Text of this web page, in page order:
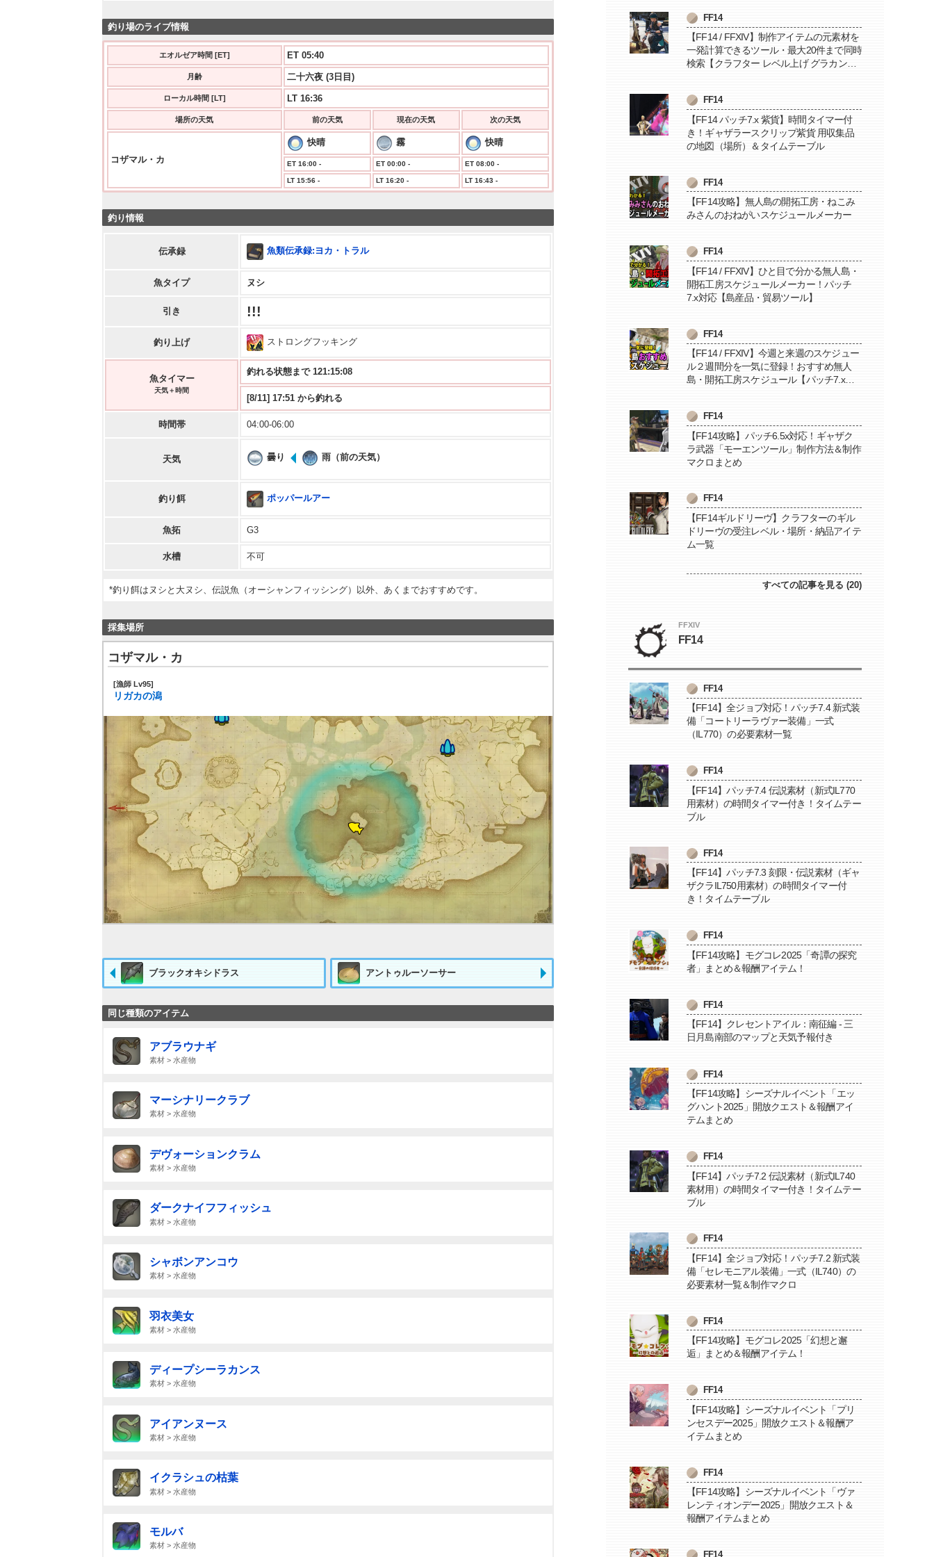
釣り場のライブ情報
エオルゼア時間 [ET] ET 05:40
月齢 二十六夜 (3日目)
ローカル時間 [LT] LT 16:36
場所の天気 前の天気 現在の天気 次の天気
コザマル・カ
快晴 霧 快晴
ET 16:00 - ET 00:00 - ET 08:00 -
LT 15:56 - LT 16:20 - LT 16:43 -
釣り情報
伝承録 魚類伝承録:ヨカ・トラル
魚タイプ ヌシ
引き !!!
釣り上げ ストロングフッキング
魚タイマー
天気＋時間
釣れる状態まで 121:15:07
[8/11] 17:51 から釣れる
時間帯 04:00-06:00
天気 曇り 雨（前の天気）
釣り餌 ポッパールアー
魚拓 G3
水槽 不可
*釣り餌はヌシと大ヌシ、伝説魚（オーシャンフィッシング）以外、あくまでおすすめです。
採集場所
コザマル・カ
[漁師 Lv95]
リガカの潟
ブラックオキシドラス アントゥルーソーサー
同じ種類のアイテム
アブラウナギ
素材 > 水産物
マーシナリークラブ
素材 > 水産物
デヴォーションクラム
素材 > 水産物
ダークナイフフィッシュ
素材 > 水産物
シャボンアンコウ
素材 > 水産物
羽衣美女
素材 > 水産物
ディープシーラカンス
素材 > 水産物
アイアンヌース
素材 > 水産物
イクラシュの枯葉
素材 > 水産物
モルバ
素材 > 水産物
FF14
【FF14 / FFXIV】制作アイテムの元素材を
一発計算できるツール・最大20件まで同時
検索【クラフター レベル上げ グラカン納
FF14
【FF14 パッチ7.x 紫貨】時間タイマー付
き！ギャザラースクリップ紫貨 用収集品
の地図（場所）＆タイムテーブル
FF14
【FF14攻略】無人島の開拓工房・ねこみ
みさんのおねがいスケジュールメーカー
FF14
【FF14 / FFXIV】ひと目で分かる無人島・
開拓工房スケジュールメーカー！パッチ
7.x対応【島産品・貿易ツール】
FF14
【FF14 / FFXIV】今週と来週のスケジュー
ル２週間分を一気に登録！おすすめ無人
島・開拓工房スケジュール【パッチ7.x対
FF14
【FF14攻略】パッチ6.5x対応！ギャザク
ラ武器「モーエンツール」制作方法＆制作
マクロまとめ
FF14
【FF14ギルドリーヴ】クラフターのギル
ドリーヴの受注レベル・場所・納品アイテ
ム一覧
すべての記事を見る (20)
FFXIV
FF14
FF14
【FF14】全ジョブ対応！パッチ7.4 新式装
備「コートリーラヴァー装備」一式
（IL770）の必要素材一覧
FF14
【FF14】パッチ7.4 伝説素材（新式IL770
用素材）の時間タイマー付き！タイムテー
ブル
FF14
【FF14】パッチ7.3 刻限・伝説素材（ギャ
ザクラIL750用素材）の時間タイマー付
き！タイムテーブル
FF14
【FF14攻略】モグコレ2025「奇譚の探究
者」まとめ＆報酬アイテム！
FF14
【FF14】クレセントアイル：南征編 - 三
日月島南部のマップと天気予報付き
FF14
【FF14攻略】シーズナルイベント「エッ
グハント2025」開放クエスト＆報酬アイ
テムまとめ
FF14
【FF14】パッチ7.2 伝説素材（新式IL740
素材用）の時間タイマー付き！タイムテー
ブル
FF14
【FF14】全ジョブ対応！パッチ7.2 新式装
備「セレモニアル装備」一式（IL740）の
必要素材一覧＆制作マクロ
FF14
【FF14攻略】モグコレ2025「幻想と邂
逅」まとめ＆報酬アイテム！
FF14
【FF14攻略】シーズナルイベント「プリ
ンセスデー2025」開放クエスト＆報酬ア
イテムまとめ
FF14
【FF14攻略】シーズナルイベント「ヴァ
レンティオンデー2025」開放クエスト＆
報酬アイテムまとめ